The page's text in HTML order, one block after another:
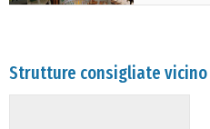
Strutture consigliate vicino